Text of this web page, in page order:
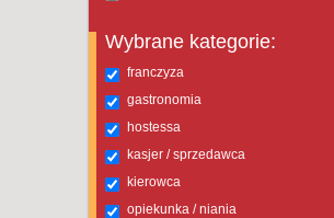
Wybrane kategorie:
franczyza
gastronomia
hostessa
kasjer / sprzedawca
kierowca
opiekunka / niania